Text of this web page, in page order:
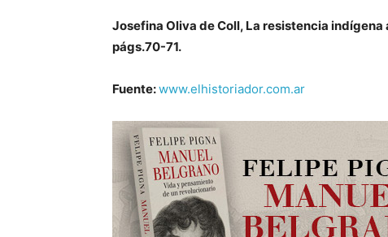
Josefina Oliva de Coll, La resistencia
págs.70-71.
Fuente:www.elhistoriador.com.ar